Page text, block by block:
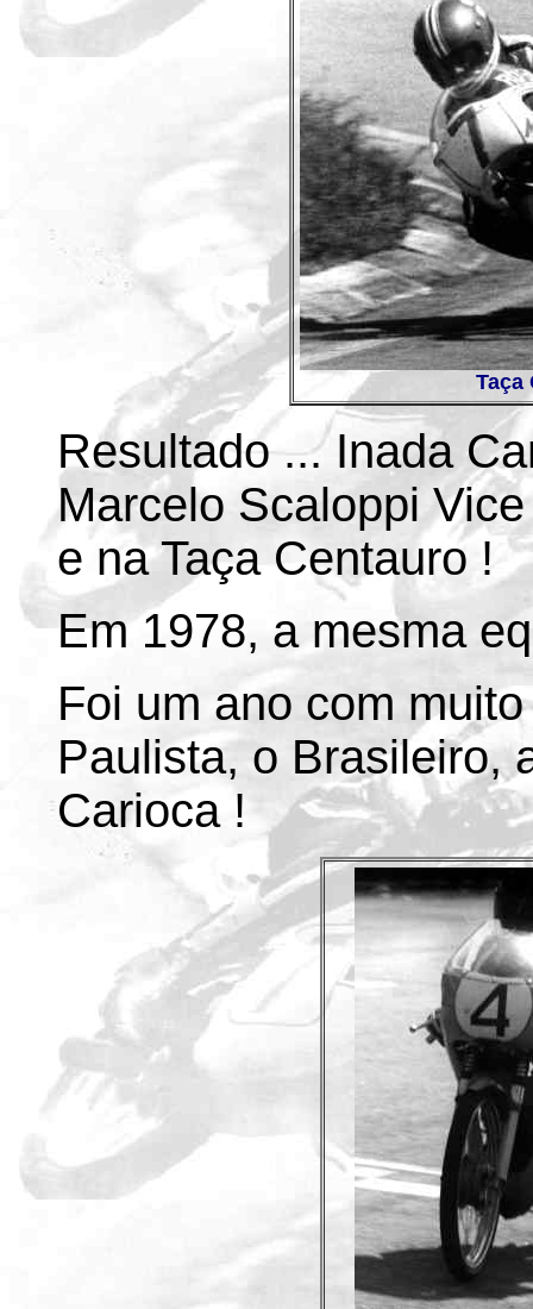
Taça
Resultado ... Inada
Marcelo Scaloppi
e na Taça Centauro !
Em 1978, a mesma
Foi um ano com
Paulista, o Brasileiro,
Carioca !